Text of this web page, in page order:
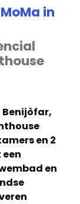
in
Benijòfar,
en 2
en